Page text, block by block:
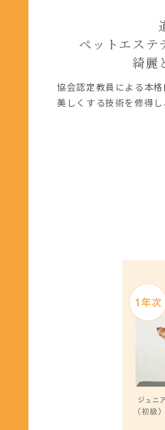
ペットエステ
綺麗
協会認定教員による本
美しくする技術を修得し